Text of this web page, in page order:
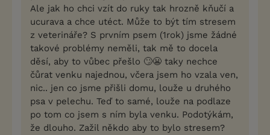
Ale jak ho chci vzít do ruky tak hrozně kňučí a
ucurava a chce utéct. Může to být tím stresem
z veterináře? S prvním psem (1rok) jsme žádné
takové problémy neměli, tak mě to docela
děsí, aby to vůbec přešlo 🙄😬 taky nechce
čůrat venku najednou, včera jsem ho vzala ven,
nic.. jen co jsme přišli domu, louže u druhého
psa v pelechu. Teď to samé, louže na podlaze
po tom co jsem s ním byla venku. Podotýkám,
že dlouho. Zažil někdo aby to bylo stresem?